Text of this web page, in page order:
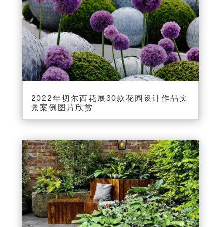
2022年切尔西花展30款花园设计作品实
景案例图片欣赏